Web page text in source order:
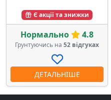
Є акції та знижки
Нормально 4.8
Грунтуючись на 52 відгуках
ДЕТАЛЬНІШЕ